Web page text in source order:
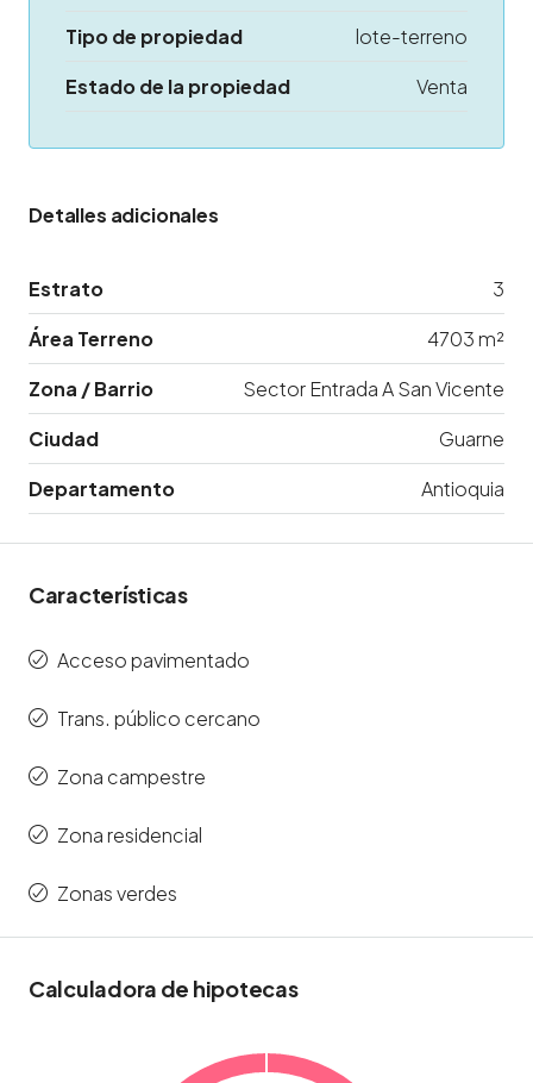
Tipo de propiedad
lote-terreno
Estado de la propiedad
Venta
Detalles adicionales
Estrato
3
Área Terreno
4703 m²
Zona / Barrio
Sector Entrada A San Vicente
Ciudad
Guarne
Departamento
Antioquia
Características
Acceso pavimentado
Trans. público cercano
Zona campestre
Zona residencial
Zonas verdes
Calculadora de hipotecas